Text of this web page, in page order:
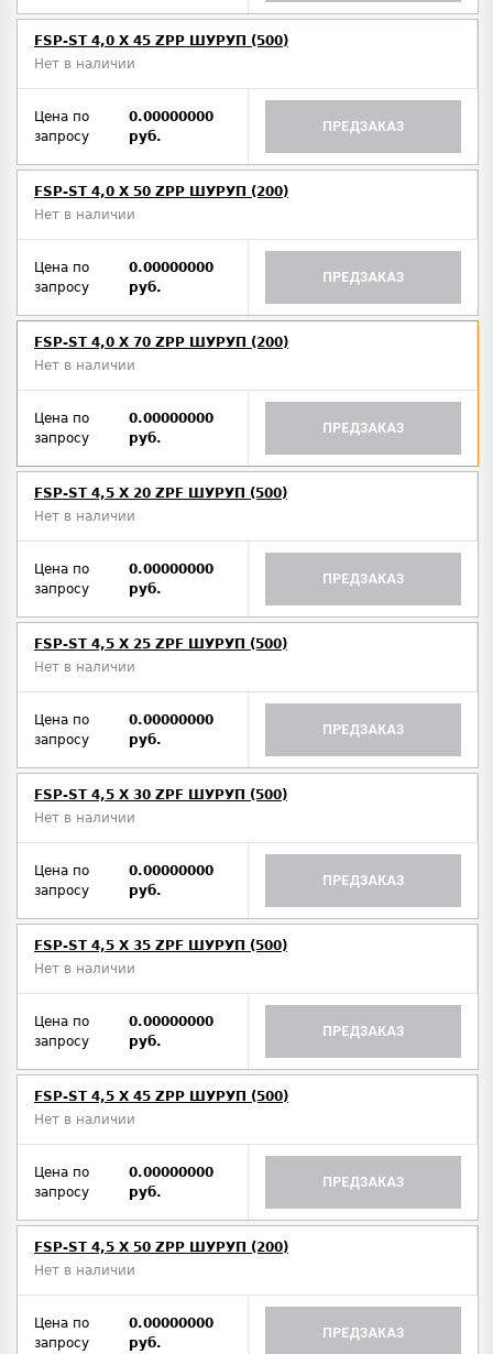
FSP-ST 4,0 X 45 ZPP ШУРУП (500)
Нет в наличии
Цена по
запросу
0.00000000
руб.
ПРЕДЗАКАЗ
FSP-ST 4,0 X 50 ZPP ШУРУП (200)
Нет в наличии
Цена по
запросу
0.00000000
руб.
ПРЕДЗАКАЗ
FSP-ST 4,0 X 70 ZPP ШУРУП (200)
Нет в наличии
Цена по
запросу
0.00000000
руб.
ПРЕДЗАКАЗ
FSP-ST 4,5 X 20 ZPF ШУРУП (500)
Нет в наличии
Цена по
запросу
0.00000000
руб.
ПРЕДЗАКАЗ
FSP-ST 4,5 X 25 ZPF ШУРУП (500)
Нет в наличии
Цена по
запросу
0.00000000
руб.
ПРЕДЗАКАЗ
FSP-ST 4,5 X 30 ZPF ШУРУП (500)
Нет в наличии
Цена по
запросу
0.00000000
руб.
ПРЕДЗАКАЗ
FSP-ST 4,5 X 35 ZPF ШУРУП (500)
Нет в наличии
Цена по
запросу
0.00000000
руб.
ПРЕДЗАКАЗ
FSP-ST 4,5 X 45 ZPP ШУРУП (500)
Нет в наличии
Цена по
запросу
0.00000000
руб.
ПРЕДЗАКАЗ
FSP-ST 4,5 X 50 ZPP ШУРУП (200)
Нет в наличии
Цена по
запросу
0.00000000
руб.
ПРЕДЗАКАЗ